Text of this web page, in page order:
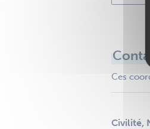
Ces
Civilité,